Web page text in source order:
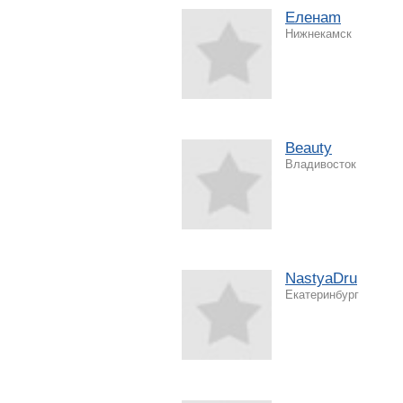
Еленаm
Нижнекамск
Beauty
Владивосток
NastyaDru
Екатеринбург